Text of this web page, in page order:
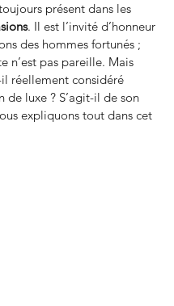
présent dans les
. Il est l’invité d’honneur
des hommes fortunés ;
n’est pas pareille. Mais
réellement considéré
de luxe ? S’agit-il de son
expliquons tout dans cet